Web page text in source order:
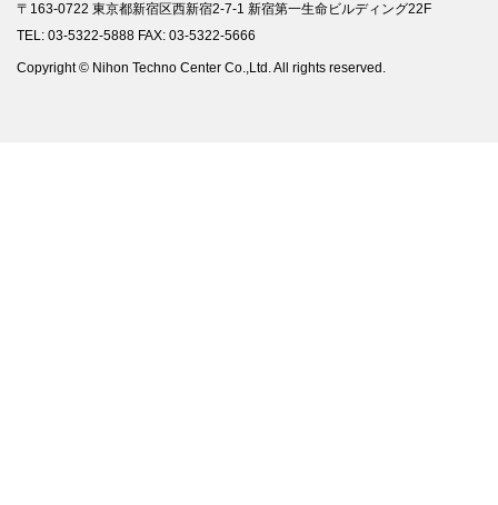
〒163-0722 東京都新宿区西新宿2-7-1 新宿第一生命ビルディング22F
TEL: 03-5322-5888 FAX: 03-5322-5666
Copyright © Nihon Techno Center Co.,Ltd. All rights reserved.